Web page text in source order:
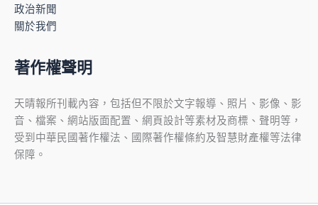
政治新聞
關於我們
著作權聲明
天晴報所刊載內容，包括但不限於文字報導、照片、影像、影
音、檔案、網站版面配置、網頁設計等素材及商標、聲明等，
受到中華民國著作權法、國際著作權條約及智慧財產權等法律
保障。